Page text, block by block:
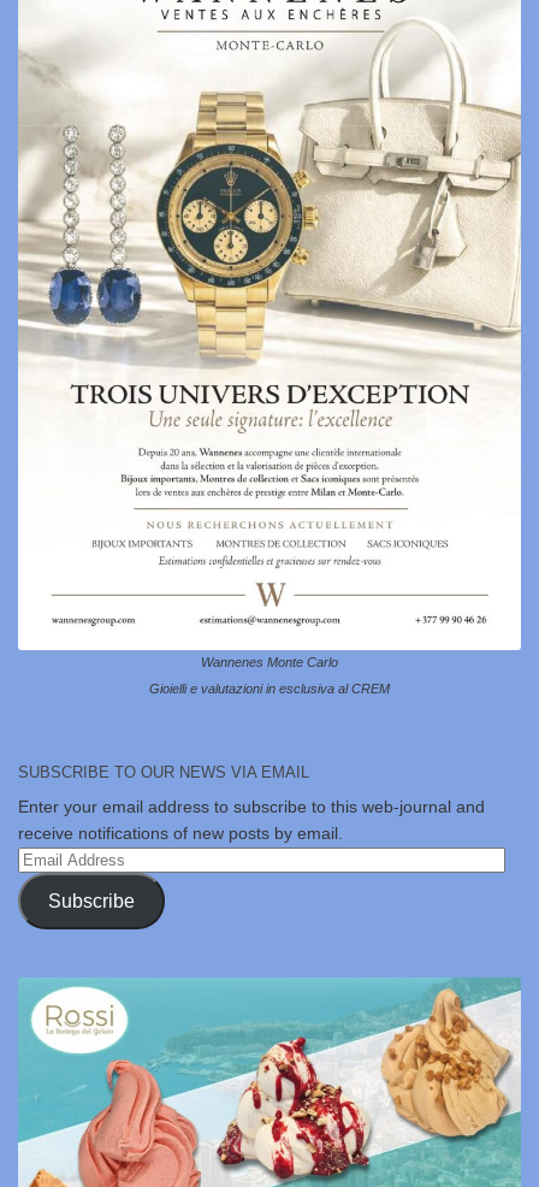
Wannenes Monte Carlo
Gioielli e valutazioni in esclusiva al CREM
SUBSCRIBE TO OUR NEWS VIA EMAIL
Enter your email address to subscribe to this web-journal and
receive notifications of new posts by email.
Email
Address
Subscribe